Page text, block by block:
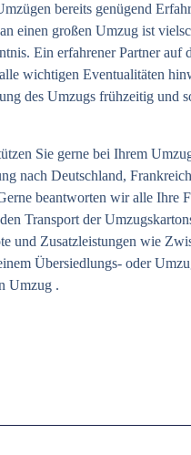
bereits genügend
einen großen Umzug ist
Ein erfahrener Partner auf
wichtigen Eventualitäten
des Umzugs frühzeitig und
Sie gerne bei Ihrem
nach Deutschland, Frankreich
beantworten wir alle Ihre
Transport der
und Zusatzleistungen wie
Übersiedlungs- oder
Umzug .